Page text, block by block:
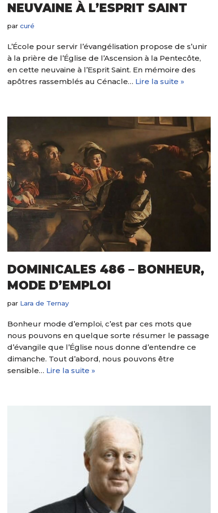
NEUVAINE À L’ESPRIT SAINT
par curé
L’École pour servir l’évangélisation propose de s’unir
à la prière de l’Église de l’Ascension à la Pentecôte,
en cette neuvaine à l’Esprit Saint. En mémoire des
apôtres rassemblés au Cénacle… Lire la suite »
DOMINICALES 486 – BONHEUR,
MODE D’EMPLOI
par Lara de Ternay
Bonheur mode d’emploi, c’est par ces mots que
nous pouvons en quelque sorte résumer le passage
d’évangile que l’Église nous donne d’entendre ce
dimanche. Tout d’abord, nous pouvons être
sensible… Lire la suite »